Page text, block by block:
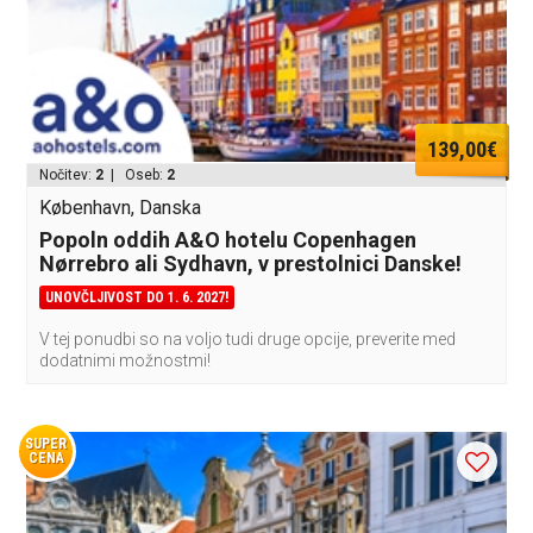
139,00€
Nočitev: 2 | Oseb: 2
København, Danska
Popoln oddih A&O hotelu Copenhagen
Nørrebro ali Sydhavn, v prestolnici Danske!
UNOVČLJIVOST DO 1. 6. 2027!
V tej ponudbi so na voljo tudi druge opcije, preverite med
dodatnimi možnostmi!
SUPER
CENA